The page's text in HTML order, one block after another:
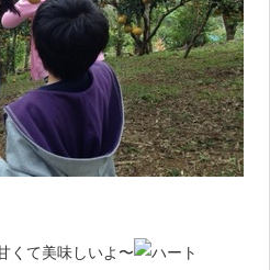
くて美味しいよ〜